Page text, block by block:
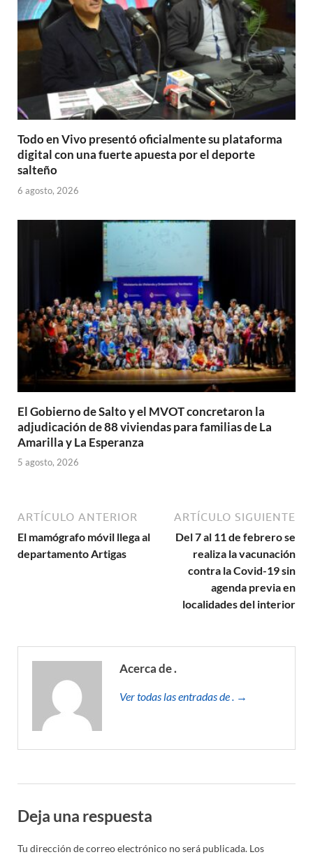
Todo en Vivo presentó oficialmente su plataforma
digital con una fuerte apuesta por el deporte
salteño
6 agosto, 2026
El Gobierno de Salto y el MVOT concretaron la
adjudicación de 88 viviendas para familias de La
Amarilla y La Esperanza
5 agosto, 2026
ARTÍCULO ANTERIOR
El mamógrafo móvil llega al
departamento Artigas
ARTÍCULO SIGUIENTE
Del 7 al 11 de febrero se
realiza la vacunación
contra la Covid-19 sin
agenda previa en
localidades del interior
Acerca de .
Ver todas las entradas de . →
Deja una respuesta
Tu dirección de correo electrónico no será publicada. Los